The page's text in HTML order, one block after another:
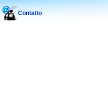
Contatto